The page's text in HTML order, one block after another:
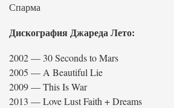
Спарма
Дискография Джареда Лето:
2002 — 30 Seconds to Mars
2005 — A Beautiful Lie
2009 — This Is War
2013 — Love Lust Faith + Dreams